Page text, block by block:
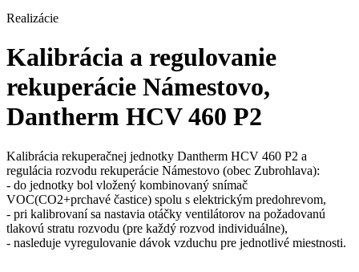
Realizácie
Kalibrácia a regulovanie
rekuperácie Námestovo​,
Dantherm HCV 460 P2
Kalibrácia rekuperačnej jednotky Dantherm HCV 460 P2 a
regulácia rozvodu rekuperácie Námestovo (obec Zubrohlava):
- do jednotky bol vložený kombinovaný snímač
VOC(CO2+prchavé častice) spolu s elektrickým predohrevom,
- pri kalibrovaní sa nastavia otáčky ventilátorov na požadovanú
tlakovú stratu rozvodu (pre každý rozvod individuálne),
- nasleduje vyregulovanie dávok vzduchu pre jednotlivé miestnosti.